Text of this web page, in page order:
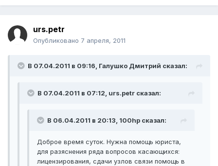
urs.petr
Опубликовано 7 апреля, 2011
В 07.04.2011 в 09:16, Галушко Дмитрий сказал:
В 07.04.2011 в 07:12, urs.petr сказал:
В 06.04.2011 в 20:13, 100hp сказал:
Доброе время суток. Нужна помощь юриста,
для разяснения ряда вопросов касающихся:
лицензирования, сдачи узлов связи помощь в